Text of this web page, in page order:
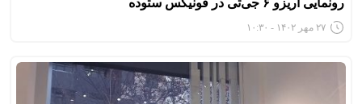
رونمایی آریزو ۶ جی‌تی در فونیکس ستوده
۲۷ مهر ۱۴۰۲ - ۱۰:۳۰